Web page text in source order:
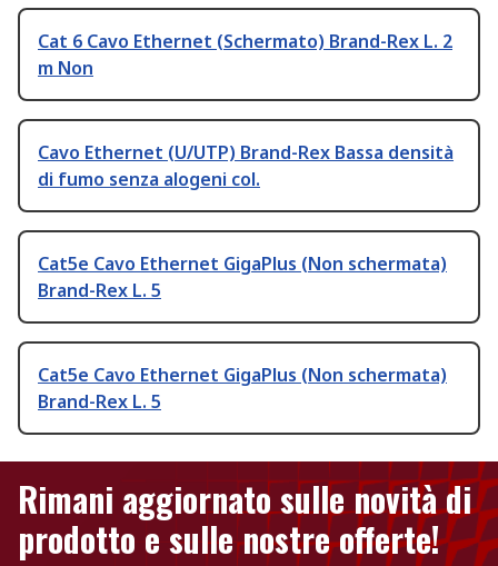
Cat 6 Cavo Ethernet (Schermato) Brand-Rex L. 2
m Non
Cavo Ethernet (U/UTP) Brand-Rex Bassa densità
di fumo senza alogeni col.
Cat5e Cavo Ethernet GigaPlus (Non schermata)
Brand-Rex L. 5
Cat5e Cavo Ethernet GigaPlus (Non schermata)
Brand-Rex L. 5
Rimani aggiornato sulle novità di
prodotto e sulle nostre offerte!